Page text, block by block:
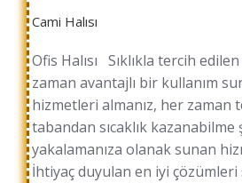
Cami Halısı
Ofis Halısı Sıklıkla tercih
zaman avantajlı bir kullanım
hizmetleri almanız, her zaman
tabandan sıcaklık kazanabilme
yakalamanıza olanak sunan
İhtiyaç duyulan en iyi